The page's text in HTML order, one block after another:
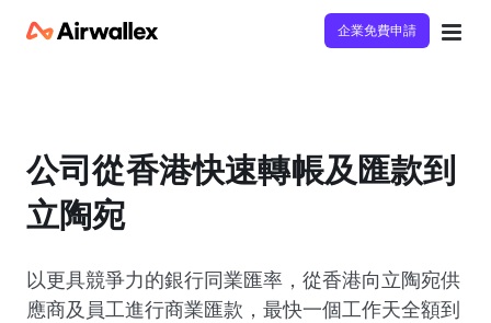
企業免費申請
公司從香港快速轉帳及匯款到
立陶宛
以更具競爭力的銀行同業匯率，從香港向立陶宛供
應商及員工進行商業匯款，最快一個工作天全額到